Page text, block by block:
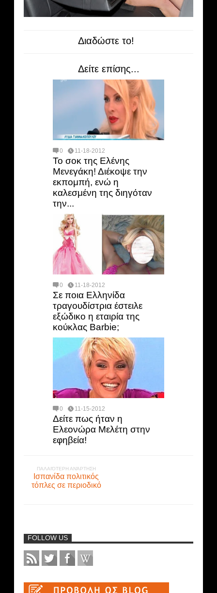
Διαδώστε το!
Δείτε επίσης...
0 11-18-2012
Το σοκ της Ελένης
Μενεγάκη! Διέκοψε την
εκπομπή, ενώ η
καλεσμένη της διηγόταν
την...
0 11-18-2012
Σε ποια Ελληνίδα
τραγουδίστρια έστειλε
εξώδικο η εταιρία της
κούκλας Barbie;
0 11-15-2012
Δείτε πως ήταν η
Ελεονώρα Μελέτη στην
εφηβεία!
ΠΑΛΑΙΌΤΕΡΗ ΑΝΆΡΤΗΣΗ
Ισπανίδα πολιτικός
τόπλες σε περιοδικό
FOLLOW US